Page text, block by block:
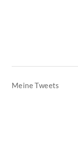
Meine Tweets